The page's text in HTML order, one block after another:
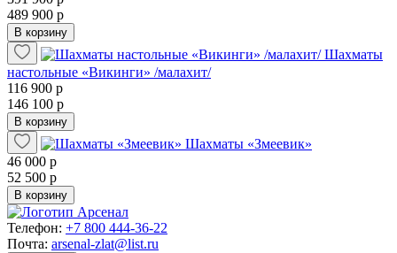
489 900 р
В корзину
Шахматы
настольные «Викинги» /малахит/
116 900 р
146 100 р
В корзину
Шахматы «Змеевик»
46 000 р
52 500 р
В корзину
Телефон: +7 800 444-36-22
Почта: arsenal-zlat@list.ru